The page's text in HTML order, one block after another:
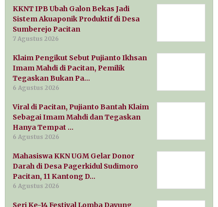
KKNT IPB Ubah Galon Bekas Jadi
Sistem Akuaponik Produktif di Desa
Sumberejo Pacitan
7 Agustus 2026
Klaim Pengikut Sebut Pujianto Ikhsan
Imam Mahdi di Pacitan, Pemilik
Tegaskan Bukan Pa…
6 Agustus 2026
Viral di Pacitan, Pujianto Bantah Klaim
Sebagai Imam Mahdi dan Tegaskan
Hanya Tempat …
6 Agustus 2026
Mahasiswa KKN UGM Gelar Donor
Darah di Desa Pagerkidul Sudimoro
Pacitan, 11 Kantong D…
6 Agustus 2026
Seri Ke-14 Festival Lomba Dayung